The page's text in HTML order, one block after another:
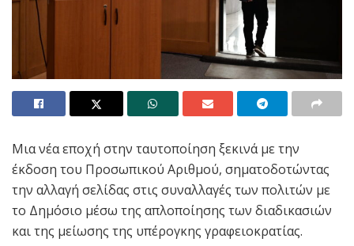
Μια νέα εποχή στην ταυτοποίηση ξεκινά με την
έκδοση του Προσωπικού Αριθμού, σηματοδοτώντας
την αλλαγή σελίδας στις συναλλαγές των πολιτών με
το Δημόσιο μέσω της απλοποίησης των διαδικασιών
και της μείωσης της υπέρογκης γραφειοκρατίας.